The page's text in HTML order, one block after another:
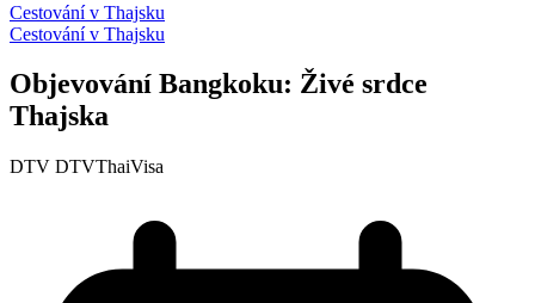
Cestování v Thajsku
Cestování v Thajsku
Objevování Bangkoku: Živé srdce
Thajska
DTV DTVThaiVisa